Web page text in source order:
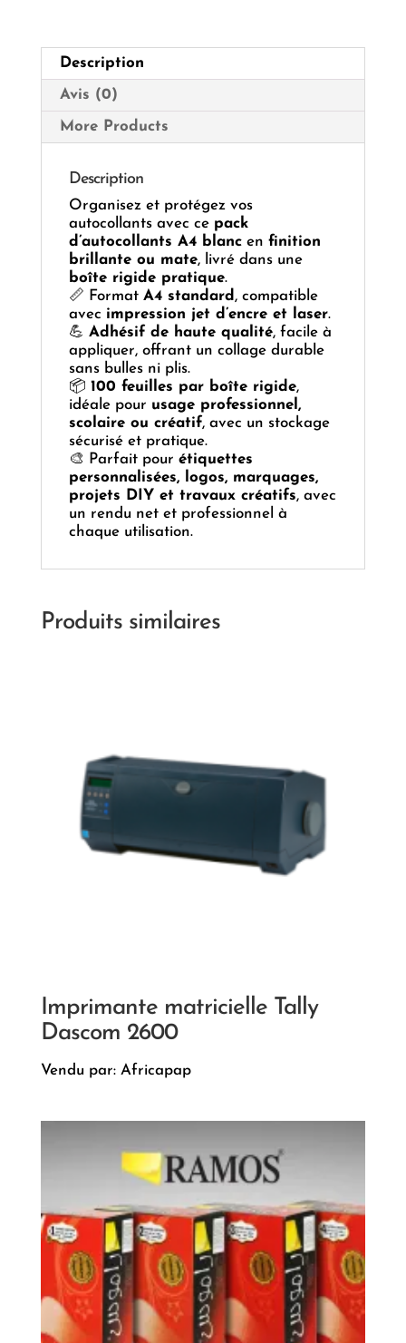
100
feuilles
Rigide
Description
Avis (0)
More Products
Description
Organisez et protégez vos
autocollants avec ce pack
d’autocollants A4 blancen finition
brillante ou mate, livré dans une
boîte rigide pratique.
📏 Format A4 standard , compatible
avec impression jet d’encre et laser.
💪 Adhésif de haute qualité, facile à
appliquer, offrant un collage durable
sans bulles ni plis.
📦 100 feuilles par boîte rigide,
idéale pour usage professionnel,
scolaire ou créatif, avec un stockage
sécurisé et pratique.
🎨 Parfait pour étiquettes
personnalisées, logos, marquages,
projets DIY et travaux créatifs, avec
un rendu net et professionnel à
chaque utilisation.
Produits similaires
Imprimante matricielle Tally
Dascom 2600
Vendu par: Africapap